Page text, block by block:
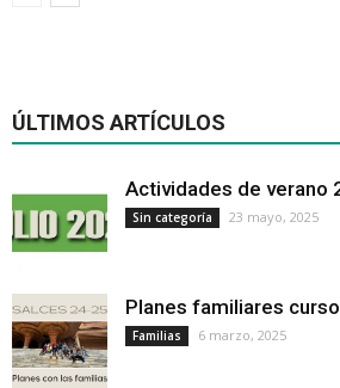
ÚLTIMOS ARTÍCULOS
Actividades de verano
Sin categoría 23 mayo, 2025
Planes familiares
Familias 6 marzo, 2025